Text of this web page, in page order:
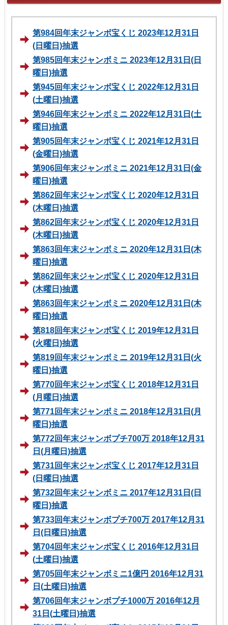
第984回年末ジャンボ宝くじ 2023年12月31日
(日曜日)抽選
第985回年末ジャンボミニ 2023年12月31日(日
曜日)抽選
第945回年末ジャンボ宝くじ 2022年12月31日
(土曜日)抽選
第946回年末ジャンボミニ 2022年12月31日(土
曜日)抽選
第905回年末ジャンボ宝くじ 2021年12月31日
(金曜日)抽選
第906回年末ジャンボミニ 2021年12月31日(金
曜日)抽選
第862回年末ジャンボ宝くじ 2020年12月31日
(木曜日)抽選
第862回年末ジャンボ宝くじ 2020年12月31日
(木曜日)抽選
第863回年末ジャンボミニ 2020年12月31日(木
曜日)抽選
第862回年末ジャンボ宝くじ 2020年12月31日
(木曜日)抽選
第863回年末ジャンボミニ 2020年12月31日(木
曜日)抽選
第818回年末ジャンボ宝くじ 2019年12月31日
(火曜日)抽選
第819回年末ジャンボミニ 2019年12月31日(火
曜日)抽選
第770回年末ジャンボ宝くじ 2018年12月31日
(月曜日)抽選
第771回年末ジャンボミニ 2018年12月31日(月
曜日)抽選
第772回年末ジャンボプチ700万 2018年12月31
日(月曜日)抽選
第731回年末ジャンボ宝くじ 2017年12月31日
(日曜日)抽選
第732回年末ジャンボミニ 2017年12月31日(日
曜日)抽選
第733回年末ジャンボプチ700万 2017年12月31
日(日曜日)抽選
第704回年末ジャンボ宝くじ 2016年12月31日
(土曜日)抽選
第705回年末ジャンボミニ1億円 2016年12月31
日(土曜日)抽選
第706回年末ジャンボプチ1000万 2016年12月
31日(土曜日)抽選